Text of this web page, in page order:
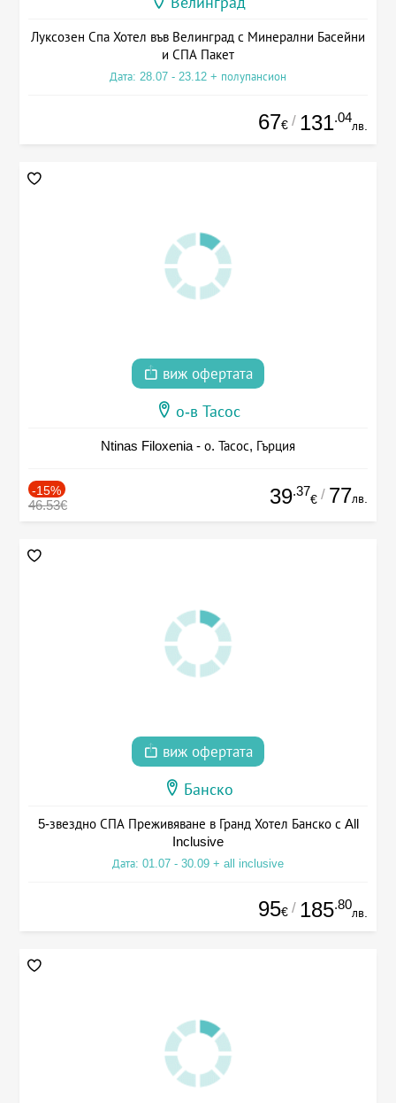
Луксозен Спа Хотел във Велинград с Минерални Басейни
и СПА Пакет
Дата: 28.07 - 23.12 + полупансион
67€ / 131.04
лв.
виж офертата
о-в Тасос
Ntinas Filoxenia - о. Тасос, Гърция
-15%
46.53€ 39.37
€ / 77лв.
виж офертата
Банско
5-звездно СПА Преживяване в Гранд Хотел Банско с All
Inclusive
Дата: 01.07 - 30.09 + all inclusive
95€ / 185.80
лв.